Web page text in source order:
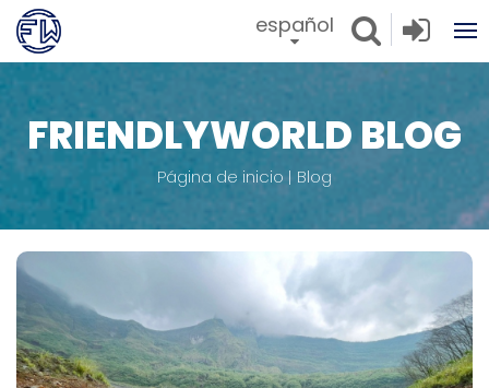
español
FRIENDLYWORLD BLOG
Página de inicio Blog